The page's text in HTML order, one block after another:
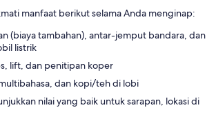
manfaat berikut selama Anda menginap:
(biaya tambahan), antar-jemput bandara, dan
listrik
lift, dan penitipan koper
dan kopi/teh di lobi
nilai yang baik untuk sarapan, lokasi di